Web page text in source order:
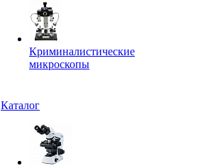
Криминалистические
микроскопы
Каталог